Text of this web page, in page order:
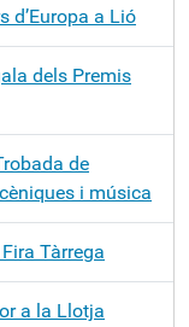
d’Europa a Lió
dels Premis
de
i música
Tàrrega
a la Llotja